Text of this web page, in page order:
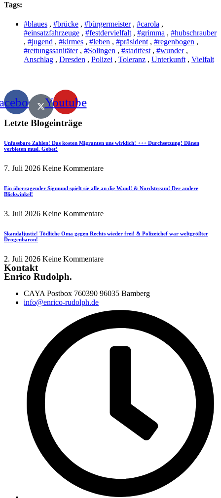
Tags:
#blaues , #brücke , #bürgermeister, #carola ,
#einsatzfahrzeuge , #festdervielfalt , #grimma , #hubschrauber
, #jugend , #kirmes , #leben , #präsident , #regenbogen ,
#rettungssanitäter, #Solingen , #stadtfest , #wunder,
Anschlag , Dresden , Polizei , Toleranz , Unterkunft , Vielfalt
Youtube
Letzte Blogeinträge
Unfassbare Zahlen! Das kosten Migranten uns wirklich! +++ Durchsetzung! Dänen
verbieten musl. Gebet!
7. Juli 2026 Keine Kommentare
Ein überragender Sigmund spielt sie alle an die Wand! & Nordstream! Der andere
Blickwinkel!
3. Juli 2026 Keine Kommentare
Skandaljustiz! Tödliche Oma gegen Rechts wieder frei! & Polizeichef war weltgrößter
Drogenbaron!
2. Juli 2026 Keine Kommentare
Kontakt
Enrico Rudolph.
CAYA Postbox 760390 96035 Bamberg
info@enrico-rudolph.de